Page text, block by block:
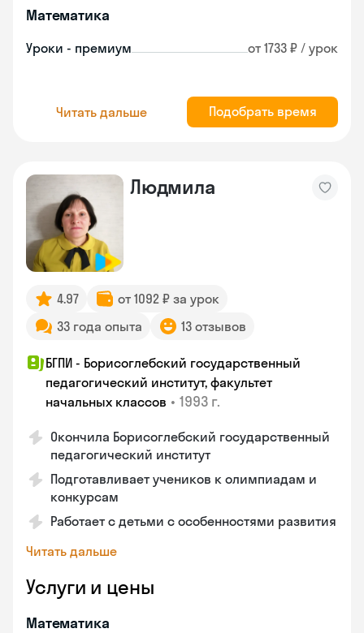
Математика
Уроки - премиум от 1733 ₽ / урок
Читать дальше Подобрать время
Людмила
4.97
от 1092 ₽ за урок
33 года опыта
13 отзывов
БГПИ - Борисоглебский государственный
педагогический институт, факультет
начальных классов • 1993 г.
Окончила Борисоглебский государственный
педагогический институт
Подготавливает учеников к олимпиадам и
конкурсам
Работает с детьми с особенностями развития
Читать дальше
Услуги и цены
Математика